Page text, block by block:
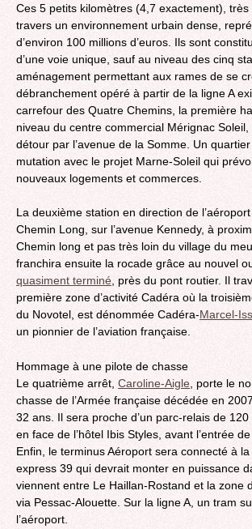
Ces 5 petits kilomètres (4,7 exactement), très
travers un environnement urbain dense,
d’environ 100 millions d’euros. Ils sont
d’une voie unique, sauf au niveau des cinq
aménagement permettant aux rames de se
débranchement opéré à partir de la ligne A
carrefour des Quatre Chemins, la première
niveau du centre commercial Mérignac
détour par l’avenue de la Somme. Un
mutation avec le projet Marne-Soleil qui
nouveaux logements et commerces.
La deuxième station en direction de
Chemin Long, sur l’avenue Kennedy, à
Chemin long et pas très loin du village du
franchira ensuite la rocade grâce au nouvel
quasiment terminé, près du pont routier. Il
première zone d’activité Cadéra où la
du Novotel, est dénommée Cadéra-Marcel-
un pionnier de l’aviation française.
Hommage à une pilote de chasse
Le quatrième arrêt, Caroline-Aigle , porte le
chasse de l’Armée française décédée en
32 ans. Il sera proche d’un parc-relais de
en face de l’hôtel Ibis Styles, avant l’entrée de
Enfin, le terminus Aéroport sera connecté à
express 39 qui devrait monter en puissance
viennent entre Le Haillan-Rostand et la zone
via Pessac-Alouette. Sur la ligne A, un tram
l’aéroport.